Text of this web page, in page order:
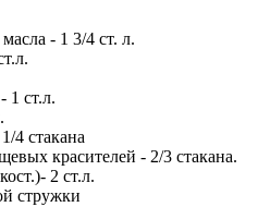
- 1 3/4 ст. л.
1 ст.л.
4 стакана
красителей - 2/3 стакана.
2 ст.л.
стружки